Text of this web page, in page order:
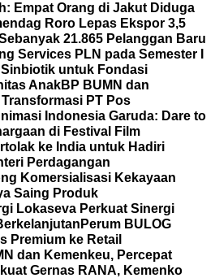
Empat Orang di Jakut Diduga
Roro Lepas Ekspor 3,5
21.865 Pelanggan Baru
Services PLN pada Semester I
untuk Fondasi
AnakBP BUMN dan
PT Pos
Indonesia Garuda: Dare to
di Festival Film
ke India untuk Hadiri
Perdagangan
Komersialisasi Kekayaan
Saing Produk
Lokaseva Perkuat Sinergi
Perum BULOG
Premium ke Retail
dan Kemenkeu, Percepat
Gernas RANA, Kemenko